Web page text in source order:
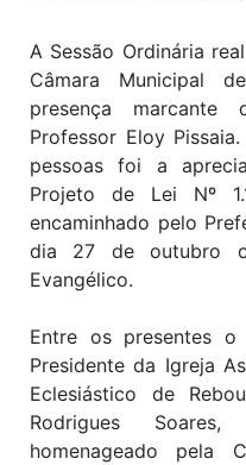
A Sessão Ordinária
Câmara Municipal
presença marcante
Professor Eloy
pessoas foi a
Projeto de Lei Nº
encaminhado pelo
dia 27 de outubro
Evangélico.
Entre os presentes o
Presidente da Igreja
Eclesiástico de
Rodrigues
homenageado pela